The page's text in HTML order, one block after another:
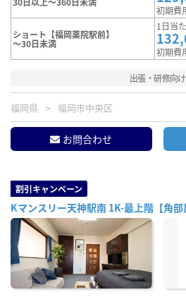
初期費
ショート【福岡薬院駅前】
～30日未満
1日当
初期費
出張・研修向け
福岡県 福岡市中央区
お問合わせ
割引キャンペーン
Kマンスリー天神駅南 1K-最上階【角